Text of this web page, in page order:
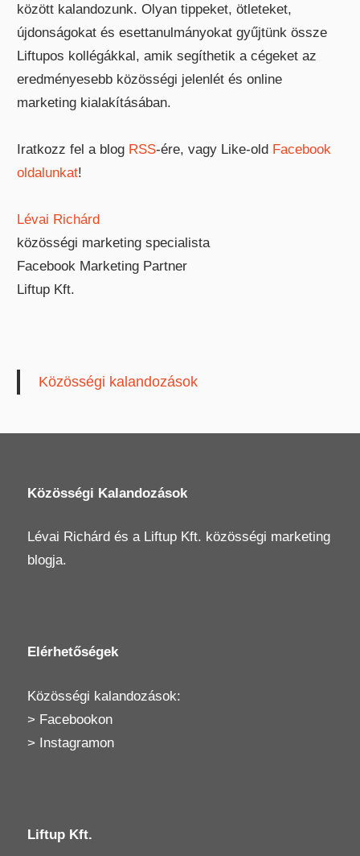
között kalandozunk. Olyan tippeket, ötleteket,
újdonságokat és esettanulmányokat gyűjtünk össze
Liftupos kollégákkal, amik segíthetik a cégeket az
eredményesebb közösségi jelenlét és online
marketing kialakításában.
Iratkozz fel a blog RSS-ére, vagy Like-old Facebook
oldalunkat!
Lévai Richárd
közösségi marketing specialista
Facebook Marketing Partner
Liftup Kft.
Közösségi kalandozások
Közösségi Kalandozások
Lévai Richárd és a Liftup Kft. közösségi marketing
blogja.
Elérhetőségek
Közösségi kalandozások:
> Facebookon
> Instagramon
Liftup Kft.